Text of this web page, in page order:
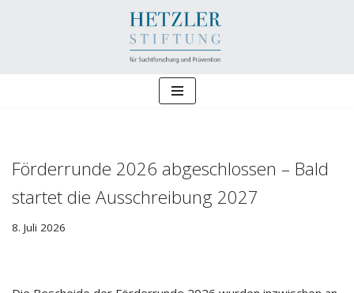
Förderrunde 2026 abgeschlossen – Bald
startet die Ausschreibung 2027
8. Juli 2026